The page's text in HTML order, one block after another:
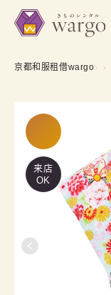
京都和服租借wargo
来店
OK